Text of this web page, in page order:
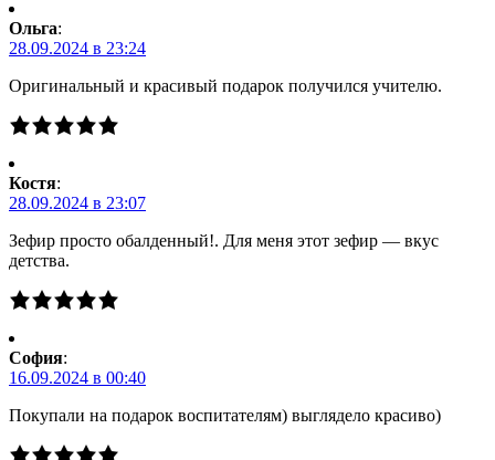
Ольга:
28.09.2024 в 23:24
Оригинальный и красивый подарок получился учителю.
Костя:
28.09.2024 в 23:07
Зефир просто обалденный!. Для меня этот зефир — вкус
детства.
Cофия:
16.09.2024 в 00:40
Покупали на подарок воспитателям) выглядело красиво)